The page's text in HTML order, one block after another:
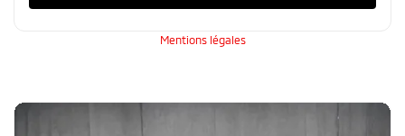
Mentions légales